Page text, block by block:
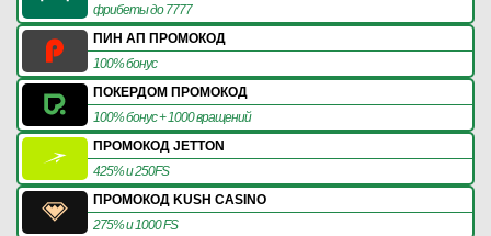
фрибеты до 7777
ПИН АП ПРОМОКОД
100% бонус
ПОКЕРДОМ ПРОМОКОД
100% бонус + 1000 вращений
ПРОМОКОД JETTON
425% и 250FS
ПРОМОКОД KUSH CASINO
275% и 1000 FS